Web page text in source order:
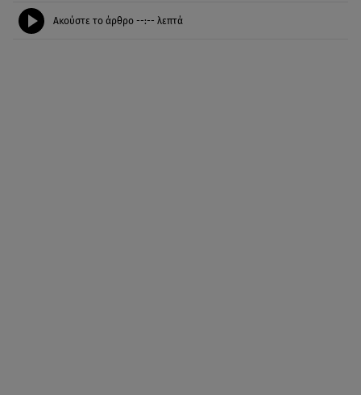
Ακούστε το άρθρο --:-- λεπτά